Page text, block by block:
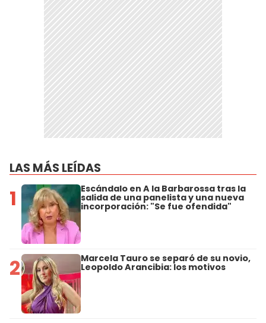
LAS MÁS LEÍDAS
1 Escándalo en A la Barbarossa tras la
salida de una panelista y una nueva
incorporación: "Se fue ofendida"
2 Marcela Tauro se separó de su novio,
Leopoldo Arancibia: los motivos